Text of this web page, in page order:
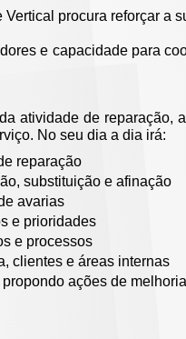
procura reforçar a
e capacidade para
atividade de reparação,
No seu dia a dia irá:
reparação
substituição e afinação
avarias
e prioridades
e processos
clientes e áreas internas
ações de